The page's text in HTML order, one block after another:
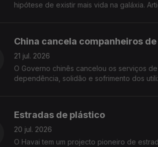
hipótese de existir mais vida na galáxia.
China cancela companheiros de
21 jul. 2026
O Governo chinês cancelou os serviços
dependência, solidão e sofrimento dos
Estradas de plástico
20 jul. 2026
O Havai tem um projecto pioneiro de